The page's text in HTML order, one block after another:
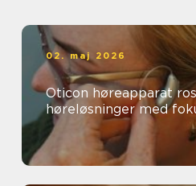
02. maj 2026
Oticon høreapparat roskilde
høreløsninger med